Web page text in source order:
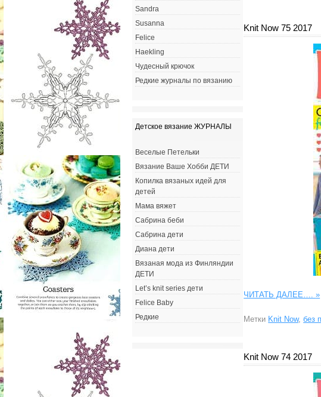
Knit Now 75 2017
ЧИТАТЬ ДАЛЕЕ….»
Метки Knit Now,без
Knit Now 74 2017
Sandra
Susanna
Felice
Haekling
Чудесный крючок
Редкие журналы по вязанию
Детское вязание ЖУРНАЛЫ
Веселые Петельки
Вязание Ваше Хобби ДЕТИ
Копилка вязаных идей для
детей
Мама вяжет
Сабрина беби
Сабрина дети
Диана дети
Вязаная мода из Финляндии
ДЕТИ
Let’s knit series дети
Felice Baby
Редкие